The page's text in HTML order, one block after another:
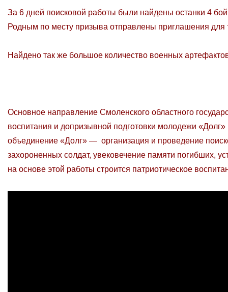
За 6 дней поисковой работы были найдены останки 4
Родным по месту призыва отправлены приглашения для
Найдено так же большое количество военных
Основное направление Смоленского областного
воспитания и допризывной подготовки молодежи
объединение «Долг» — организация и проведение
захороненных солдат, увековечение памяти погибших,
на основе этой работы строится патриотическое